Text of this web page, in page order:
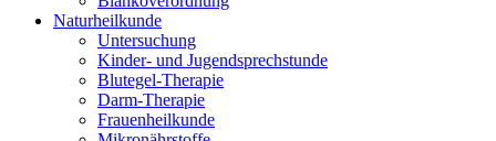
Naturheilkunde
Untersuchung
Kinder- und Jugendsprechstunde
Blutegel-Therapie
Darm-Therapie
Frauenheilkunde